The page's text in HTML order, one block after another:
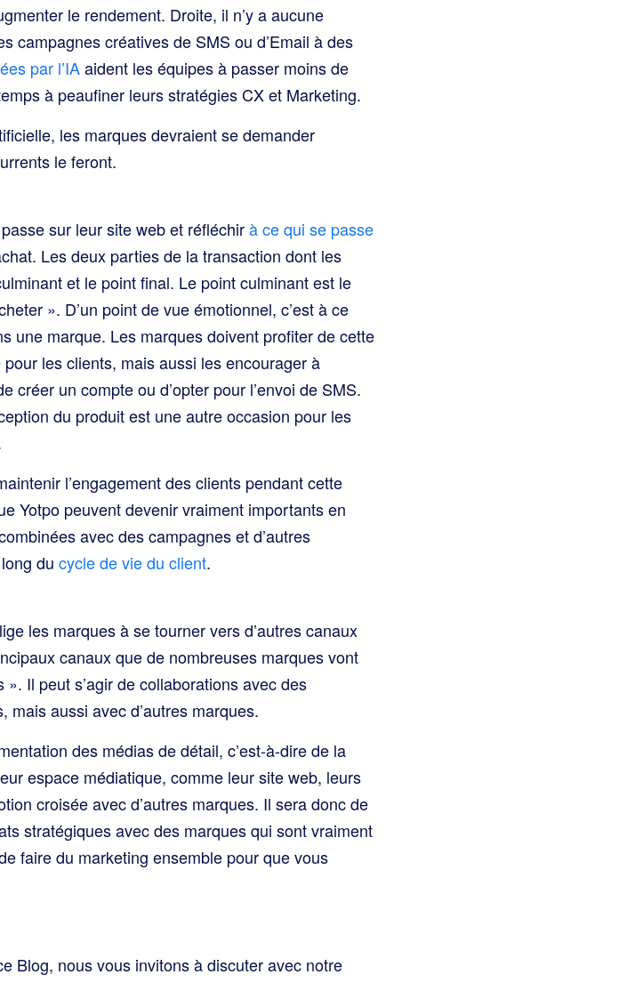
le rendement. Droite, il n’y a aucune
campagnes créatives de SMS ou d’Email à des
par l’IAaident les équipes à passer moins de
à peaufiner leurs stratégies CX et Marketing.
les marques devraient se demander
le feront.
sur leur site web et réfléchirà ce qui se passe
Les deux parties de la transaction dont les
et le point final. Le point culminant est le
». D’un point de vue émotionnel, c’est à ce
une marque. Les marques doivent profiter de cette
les clients, mais aussi les encourager à
créer un compte ou d’opter pour l’envoi de SMS.
du produit est une autre occasion pour les
l’engagement des clients pendant cette
Yotpo peuvent devenir vraiment importants en
avec des campagnes et d’autres
du cycle de vie du client.
les marques à se tourner vers d’autres canaux
canaux que de nombreuses marques vont
Il peut s’agir de collaborations avec des
aussi avec d’autres marques.
des médias de détail, c’est-à-dire de la
espace médiatique, comme leur site web, leurs
croisée avec d’autres marques. Il sera donc de
stratégiques avec des marques qui sont vraiment
faire du marketing ensemble pour que vous
Blog, nous vous invitons à discuter avec notre